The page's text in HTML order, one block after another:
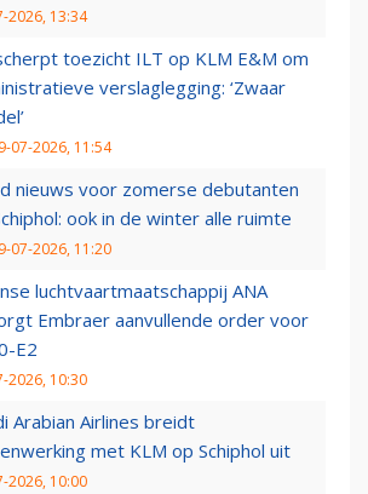
2026, 13:34
toezicht ILT op KLM E&M om
verslaglegging: ‘Zwaar
07-2026, 11:54
nieuws voor zomerse debutanten
ook in de winter alle ruimte
07-2026, 11:20
luchtvaartmaatschappij ANA
Embraer aanvullende order voor
E2
2026, 10:30
Arabian Airlines breidt
met KLM op Schiphol uit
2026, 10:00